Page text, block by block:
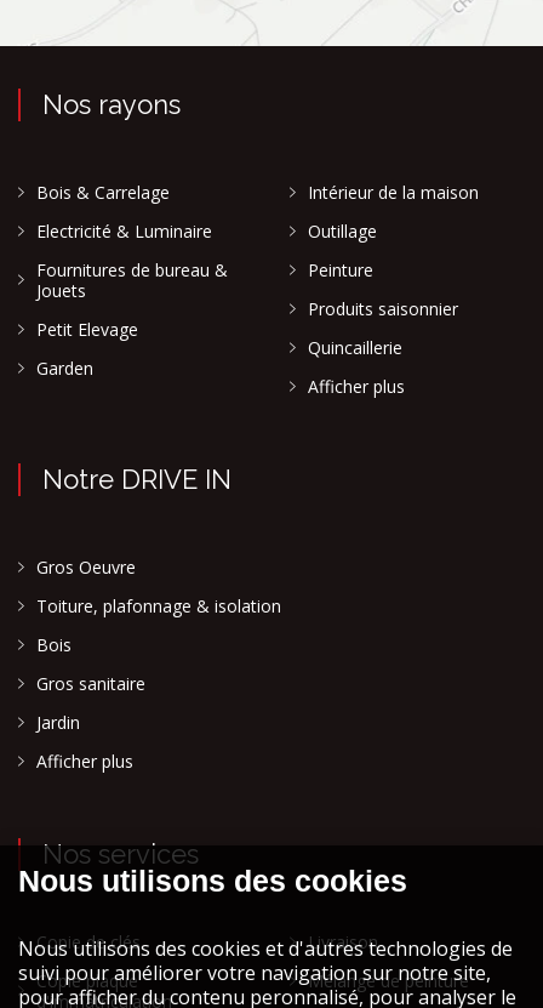
Nos rayons
Bois & Carrelage
Electricité & Luminaire
Fournitures de bureau &
Jouets
Petit Elevage
Garden
Intérieur de la maison
Outillage
Peinture
Produits saisonnier
Quincaillerie
Afficher plus
Notre DRIVE IN
Gros Oeuvre
Toiture, plafonnage & isolation
Bois
Gros sanitaire
Jardin
Afficher plus
Nos services
Copie de clés
Copie plaque
d'immatriculation
Livraison
Mélange de peinture